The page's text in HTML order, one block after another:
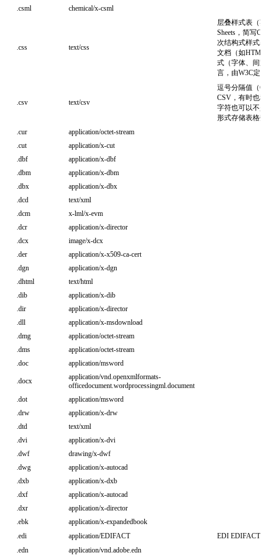
.csml chemical/x-csml
.css text/css
层叠样式表（
Sheets，简写
次结构式样式
文档（如
式（字体、间
言，由W3C定
.csv text/csv
逗号分隔值（
CSV，有时也
字符也可以不
形式存储表格
.cur
application/octet-stream
.cut
application/x-cut
.dbf
application/x-dbf
.dbm
application/x-dbm
.dbx
application/x-dbx
.dcd
text/xml
.dcm
x-lml/x-evm
.dcr
application/x-director
.dcx
image/x-dcx
.der
application/x-x509-ca-cert
.dgn
application/x-dgn
.dhtml
text/html
.dib
application/x-dib
.dir
application/x-director
.dll
application/x-msdownload
.dmg
application/octet-stream
.dms
application/octet-stream
.doc
application/msword
.docx
application/vnd.openxmlformats-
officedocument.wordprocessingml.document
.dot
application/msword
.drw
application/x-drw
.dtd
text/xml
.dvi
application/x-dvi
.dwf
drawing/x-dwf
.dwg
application/x-autocad
.dxb
application/x-dxb
.dxf
application/x-autocad
.dxr
application/x-director
.ebk
application/x-expandedbook
.edi
application/EDIFACT
EDI EDIFACT
.edn
application/vnd.adobe.edn